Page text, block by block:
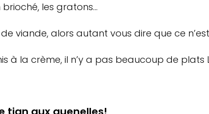
les gratons…
viande, alors autant vous dire que ce
la crème, il n’y a pas beaucoup de plats